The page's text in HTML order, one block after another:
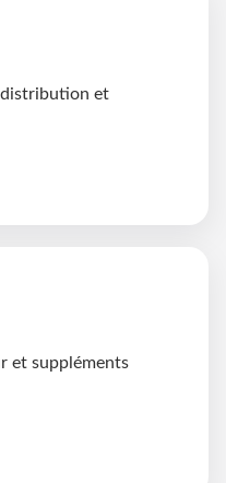
distribution et
et suppléments